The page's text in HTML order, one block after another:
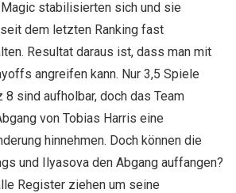
stabilisierten sich und sie
dem letzten Ranking fast
Resultat daraus ist, dass man mit
angreifen kann. Nur 3,5 Spiele
8 sind aufholbar, doch das Team
von Tobias Harris eine
hinnehmen. Doch können die
und Ilyasova den Abgang auffangen?
Register ziehen um seine